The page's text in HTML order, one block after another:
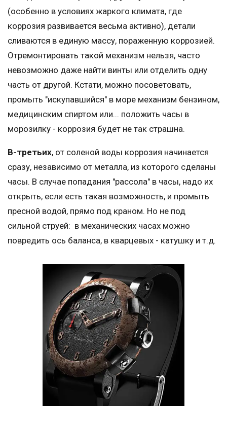
(особенно в условиях жаркого климата, где
коррозия развивается весьма активно), детали
сливаются в единую массу, пораженную коррозией.
Отремонтировать такой механизм нельзя, часто
невозможно даже найти винты или отделить одну
часть от другой. Кстати, можно посоветовать,
промыть "искупавшийся" в море механизм бензином,
медицинским спиртом или... положить часы в
морозилку - коррозия будет не так страшна.
В-третьих, от соленой воды коррозия начинается
сразу, независимо от металла, из которого сделаны
часы. В случае попадания "рассола" в часы, надо их
открыть, если есть такая возможность, и промыть
пресной водой, прямо под краном. Но не под
сильной струей: в механических часах можно
повредить ось баланса, в кварцевых - катушку и т.д.